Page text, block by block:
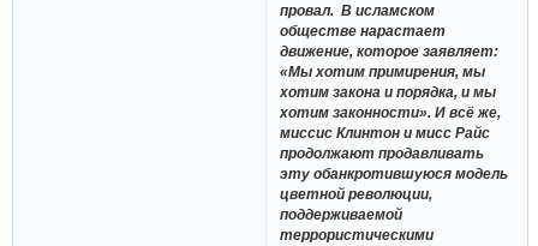
провал. В исламском
обществе нарастает
движение, которое заявляет:
«Мы хотим примирения, мы
хотим закона и порядка, и мы
хотим законности». И всё же,
миссис Клинтон и мисс Райс
продолжают продавливать
эту обанкротившуюся модель
цветной революции,
поддерживаемой
террористическими